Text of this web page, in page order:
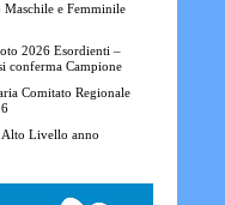
e Femminile
2026 Esordienti –
conferma Campione
Comitato Regionale
Livello anno